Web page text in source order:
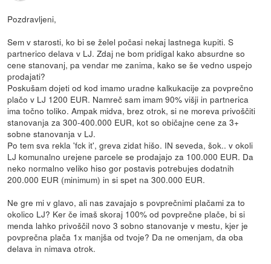
Pozdravljeni,
Sem v starosti, ko bi se želel počasi nekaj lastnega kupiti. S
partnerico delava v LJ. Zdaj ne bom pridigal kako absurdne so
cene stanovanj, pa vendar me zanima, kako se še vedno uspejo
prodajati?
Poskušam dojeti od kod imamo uradne kalkukacije za povprečno
plačo v LJ 1200 EUR. Namreč sam imam 90% višji in partnerica
ima točno toliko. Ampak midva, brez otrok, si ne moreva privoščiti
stanovanja za 300-400.000 EUR, kot so običajne cene za 3+
sobne stanovanja v LJ.
Po tem sva rekla 'fck it', greva zidat hišo. IN seveda, šok.. v okoli
LJ komunalno urejene parcele se prodajajo za 100.000 EUR. Da
neko normalno veliko hiso gor postavis potrebujes dodatnih
200.000 EUR (minimum) in si spet na 300.000 EUR.
Ne gre mi v glavo, ali nas zavajajo s povprečnimi plačami za to
okolico LJ? Ker če imaš skoraj 100% od povprečne plače, bi si
menda lahko privoščil novo 3 sobno stanovanje v mestu, kjer je
povprečna plača 1x manjša od tvoje? Da ne omenjam, da oba
delava in nimava otrok.